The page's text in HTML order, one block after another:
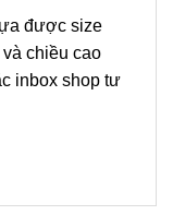
được size
chiều cao
inbox shop tư